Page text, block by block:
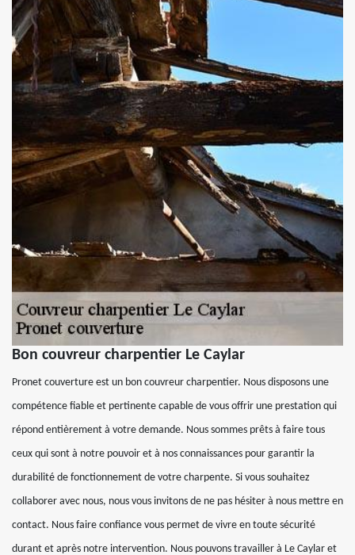
Bon couvreur charpentier Le Caylar
Pronet couverture est un bon couvreur charpentier. Nous disposons une
compétence fiable et pertinente capable de vous offrir une prestation qui
répond entièrement à votre demande. Nous sommes prêts à faire tous
ceux qui sont à notre pouvoir et à nos connaissances pour garantir la
durabilité de fonctionnement de votre charpente. Si vous souhaitez
collaborer avec nous, nous vous invitons de ne pas hésiter à nous mettre en
contact. Nous faire confiance vous permet de vivre en toute sécurité
durant et après notre intervention. Nous pouvons travailler à Le Caylar et